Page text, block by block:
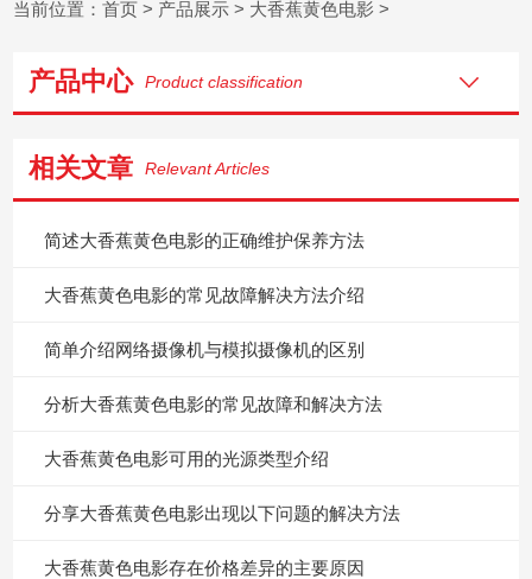
当前位置：首页 > 产品展示 > 大香蕉黄色电影 >
产品中心 Product classification
相关文章 Relevant Articles
简述大香蕉黄色电影的正确维护保养方法
大香蕉黄色电影的常见故障解决方法介绍
简单介绍网络摄像机与模拟摄像机的区别
分析大香蕉黄色电影的常见故障和解决方法
大香蕉黄色电影可用的光源类型介绍
分享大香蕉黄色电影出现以下问题的解决方法
大香蕉黄色电影存在价格差异的主要原因